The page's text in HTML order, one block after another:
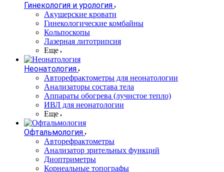
Гинекология и урология
Акушерские кровати
Гинекологические комбайны
Кольпоскопы
Лазерная литотрипсия
Еще
Неонатология
Авторефрактометры для неонатологии
Анализаторы состава тела
Аппараты обогрева (лучистое тепло)
ИВЛ для неонатологии
Еще
Офтальмология
Авторефрактометры
Анализатор зрительных функций
Диоптриметры
Корнеальные топографы